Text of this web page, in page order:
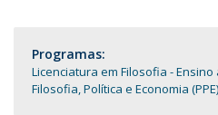
Programas:
Licenciatura em Filosofia - Ensino
Filosofia, Política e Economia (PPE)